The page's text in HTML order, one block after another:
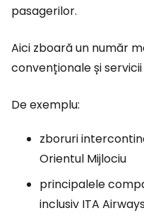
pasagerilor.
Aici zboară un număr
convenționale și
De exemplu:
zboruri
Orientul Mijlociu
principalele
inclusiv ITA